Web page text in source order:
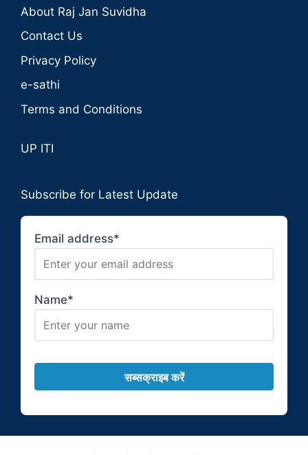
About Raj Jan Suvidha
Contact Us
Privacy Policy
e-sathi
Terms and Conditions
UP ITI
Subscribe for Latest Update
Email address*
Name*